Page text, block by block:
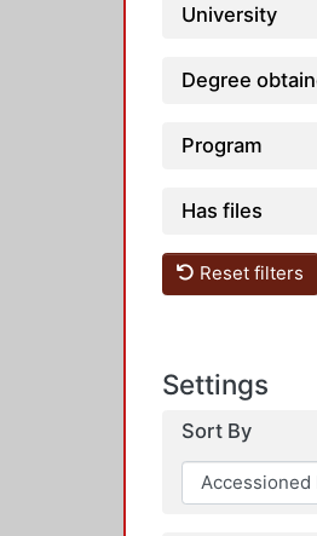
University
Degree
Program
Has files
Reset filters
Settings
Sort By